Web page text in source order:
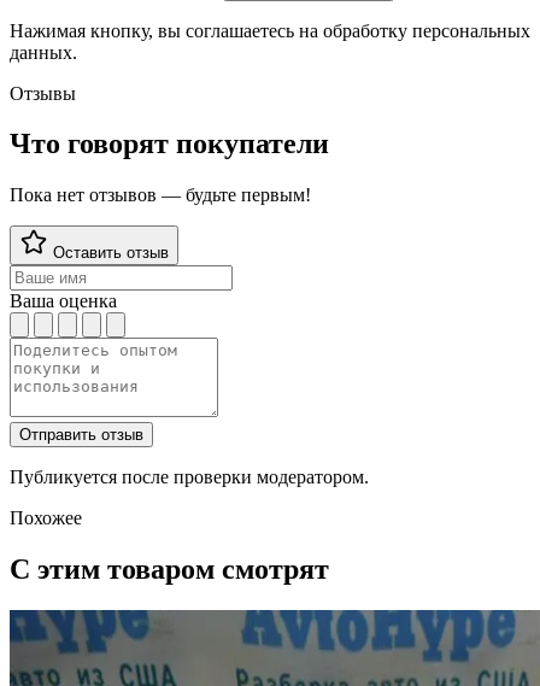
Нажимая кнопку, вы соглашаетесь на обработку персональных
данных.
Отзывы
Что говорят покупатели
Пока нет отзывов — будьте первым!
Оставить отзыв
Ваша оценка
Отправить отзыв
Публикуется после проверки модератором.
Похожее
С этим товаром смотрят